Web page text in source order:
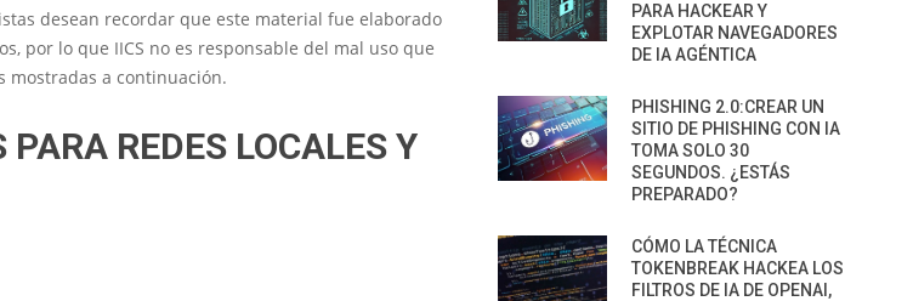
desean recordar que este material fue elaborado
por lo que IICS no es responsable del mal uso que
mostradas a continuación.
PARA REDES LOCALES Y
PARA HACKEAR Y
EXPLOTAR NAVEGADORES
DE IA AGÉNTICA
PHISHING 2.0:CREAR UN
SITIO DE PHISHING CON IA
TOMA SOLO 30
SEGUNDOS. ¿ESTÁS
PREPARADO?
CÓMO LA TÉCNICA
TOKENBREAK HACKEA LOS
FILTROS DE IA DE OPENAI,